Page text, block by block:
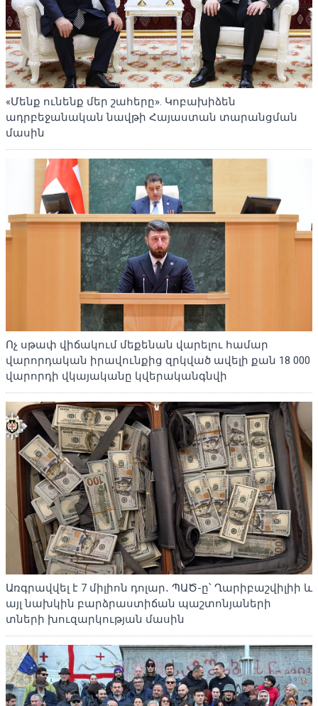
«Մենք ունենք մեր շահերը». Կոբախիձեն
ադրբեջանական նավթի Հայաստան տարանցման
մասին
Ոչ սթափ վիճակում մեքենան վարելու համար
վարորդական իրավունքից զրկված ավելի քան 18 000
վարորդի վկայականը կվերականգնվի
Առգրավվել է 7 միլիոն դոլար․ ՊԱԾ-ը՝ Ղարիբաշվիլիի և
այլ նախկին բարձրաստիճան պաշտոնյաների
տների խուզարկության մասին